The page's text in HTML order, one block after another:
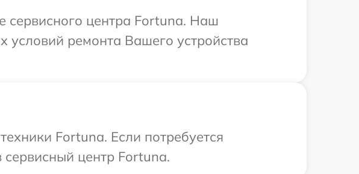
сервисного центра Fortuna. Наш
условий ремонта Вашего устройства
Fortuna. Если потребуется
центр Fortuna.